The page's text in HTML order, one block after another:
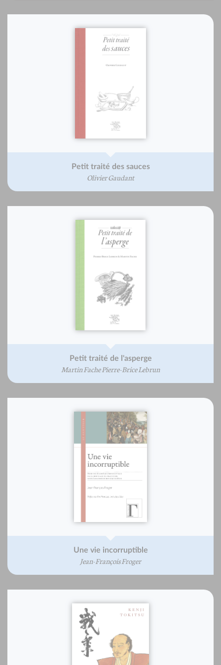
Petit traité des sauces
Olivier Gaudant
Petit traité de l'asperge
Martin Fache Pierre-Brice Lebrun
Une vie incorruptible
Jean-François Froger